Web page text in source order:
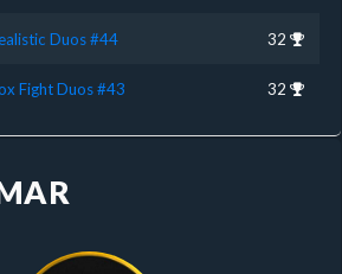
Duos #44 32
Fight Duos #43 32